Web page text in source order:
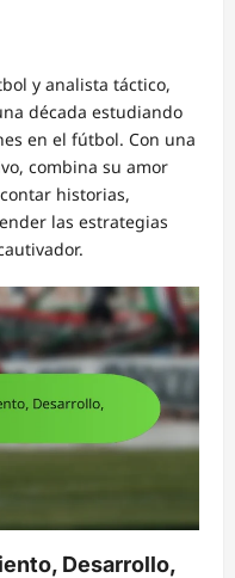
y analista táctico,
década estudiando
en el fútbol. Con una
combina su amor
historias,
las estrategias
Desarrollo,